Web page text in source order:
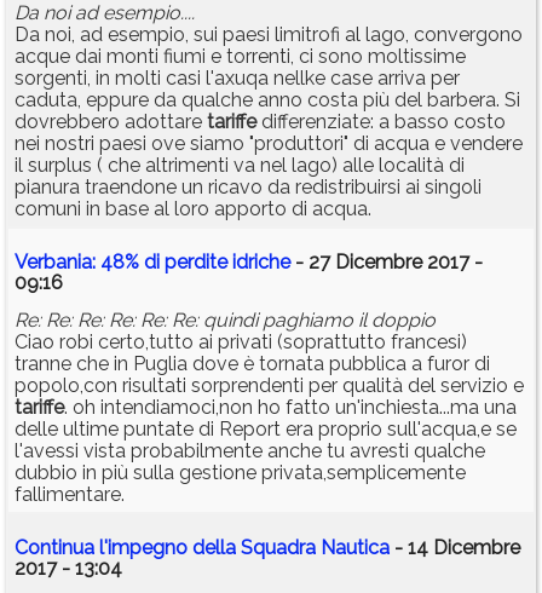
Da noi ad esempio....
Da noi, ad esempio, sui paesi limitrofi al lago, convergono
acque dai monti fiumi e torrenti, ci sono moltissime
sorgenti, in molti casi l'axuqa nellke case arriva per
caduta, eppure da qualche anno costa più del barbera. Si
dovrebbero adottare tariffedifferenziate: a basso costo
nei nostri paesi ove siamo "produttori" di acqua e vendere
il surplus ( che altrimenti va nel lago) alle località di
pianura traendone un ricavo da redistribuirsi ai singoli
comuni in base al loro apporto di acqua.
Verbania: 48% di perdite idriche- 27 Dicembre 2017 -
09:16
Re: Re: Re: Re: Re: Re: quindi paghiamo il doppio
Ciao robi certo,tutto ai privati (soprattutto francesi)
tranne che in Puglia dove è tornata pubblica a furor di
popolo,con risultati sorprendenti per qualità del servizio e
tariffe. oh intendiamoci,non ho fatto un'inchiesta...ma una
delle ultime puntate di Report era proprio sull'acqua,e se
l'avessi vista probabilmente anche tu avresti qualche
dubbio in più sulla gestione privata,semplicemente
fallimentare.
Continua l'impegno della Squadra Nautica - 14 Dicembre
2017 - 13:04